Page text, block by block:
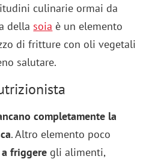
culinarie ormai da
della soia è un elemento
di fritture con oli vegetali
salutare.
completamente la
. Altro elemento poco
friggere gli alimenti,